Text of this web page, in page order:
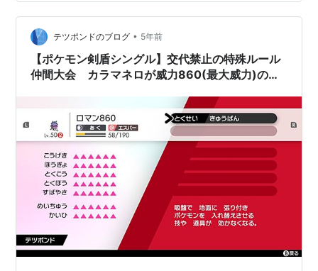
テツポンドのブログ • 5年前
【ポケモン剣盾シングル】交代禁止の特殊ルール
仲間大会 カラマネロが威力860(最大威力)のア